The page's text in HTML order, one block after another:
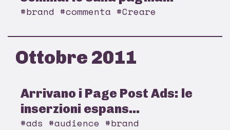
#brand #commenta #Creare
Ottobre 2011
Arrivano i Page Post Ads: le
inserzioni espans...
#ads #audience #brand